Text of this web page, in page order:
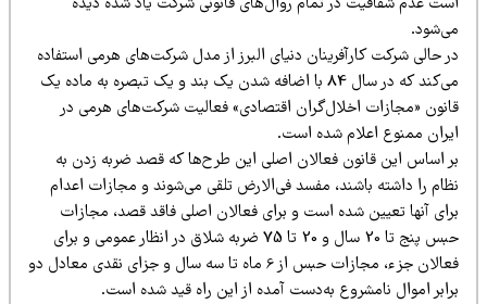
حالی شرکت کارآفرینان دنیای البرز از مدل شرکت‌های هرمی استفاده
می‌کند که در سال 84 با اضافه شدن یک بند و یک تبصره به ماده یک
«مجازات اخلال‌گران اقتصادی» فعالیت شرکت‌های هرمی در
ممنوع اعلام شده است.
اساس این قانون فعالان اصلی این طرح‌ها که قصد ضربه زدن به
را داشته باشند، مفسد فی‌الارض تلقی می‌شوند و مجازات اعدام
آنها تعیین شده است و برای فعالان اصلی فاقد قصد، مجازات
حبس پنج تا 20 سال و 20 تا 75 ضربه شلاق در انظار عمومی و برای
فعالان جزء، مجازات حبس از 6 ماه تا سه سال و جزای نقدی معادل دو
اموال نامشروع به‌دست آمده از این راه قید شده است.